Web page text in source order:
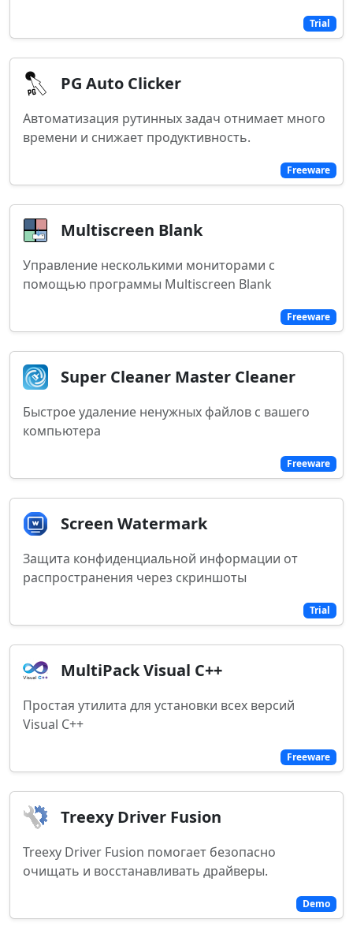
Trial
Freeware
PG Auto Clicker
Автоматизация рутинных задач отнимает много
времени и снижает продуктивность.
Freeware
Multiscreen Blank
Управление несколькими мониторами с
помощью программы Multiscreen Blank
Freeware
Super Cleaner Master Cleaner
Быстрое удаление ненужных файлов с вашего
компьютера
Trial
Screen Watermark
Защита конфиденциальной информации от
распространения через скриншоты
Freeware
MultiPack Visual C++
Простая утилита для установки всех версий
Visual C++
Demo
Treexy Driver Fusion
Treexy Driver Fusion помогает безопасно
очищать и восстанавливать драйверы.